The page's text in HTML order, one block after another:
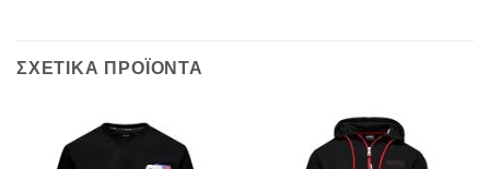
ΣΧΕΤΙΚΑ ΠΡΟΪΟΝΤΑ